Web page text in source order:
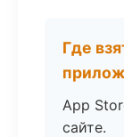
Где
App
сайте.